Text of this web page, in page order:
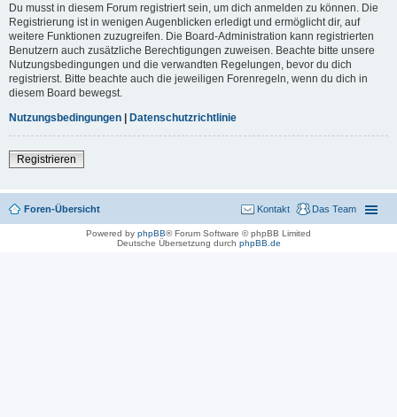
Du musst in diesem Forum registriert sein, um dich anmelden zu können. Die
Registrierung ist in wenigen Augenblicken erledigt und ermöglicht dir, auf
weitere Funktionen zuzugreifen. Die Board-Administration kann registrierten
Benutzern auch zusätzliche Berechtigungen zuweisen. Beachte bitte unsere
Nutzungsbedingungen und die verwandten Regelungen, bevor du dich
registrierst. Bitte beachte auch die jeweiligen Forenregeln, wenn du dich in
diesem Board bewegst.
Nutzungsbedingungen | Datenschutzrichtlinie
Registrieren
Foren-Übersicht Das Team
Kontakt
Powered by phpBB® Forum Software © phpBB Limited
Deutsche Übersetzung durch phpBB.de